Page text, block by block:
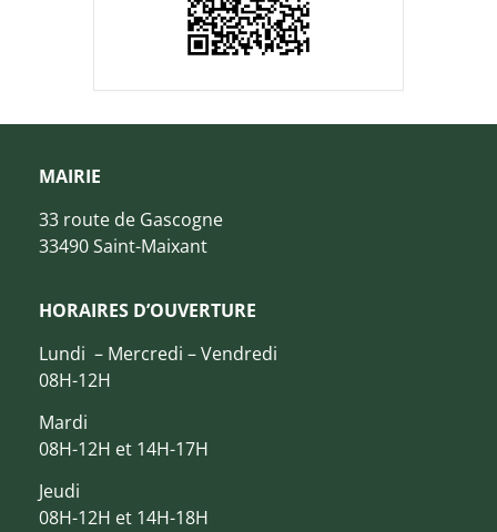
MAIRIE
33 route de Gascogne
33490 Saint-Maixant
HORAIRES D’OUVERTURE
Lundi – Mercredi – Vendredi
08H-12H
Mardi
08H-12H et 14H-17H
Jeudi
08H-12H et 14H-18H